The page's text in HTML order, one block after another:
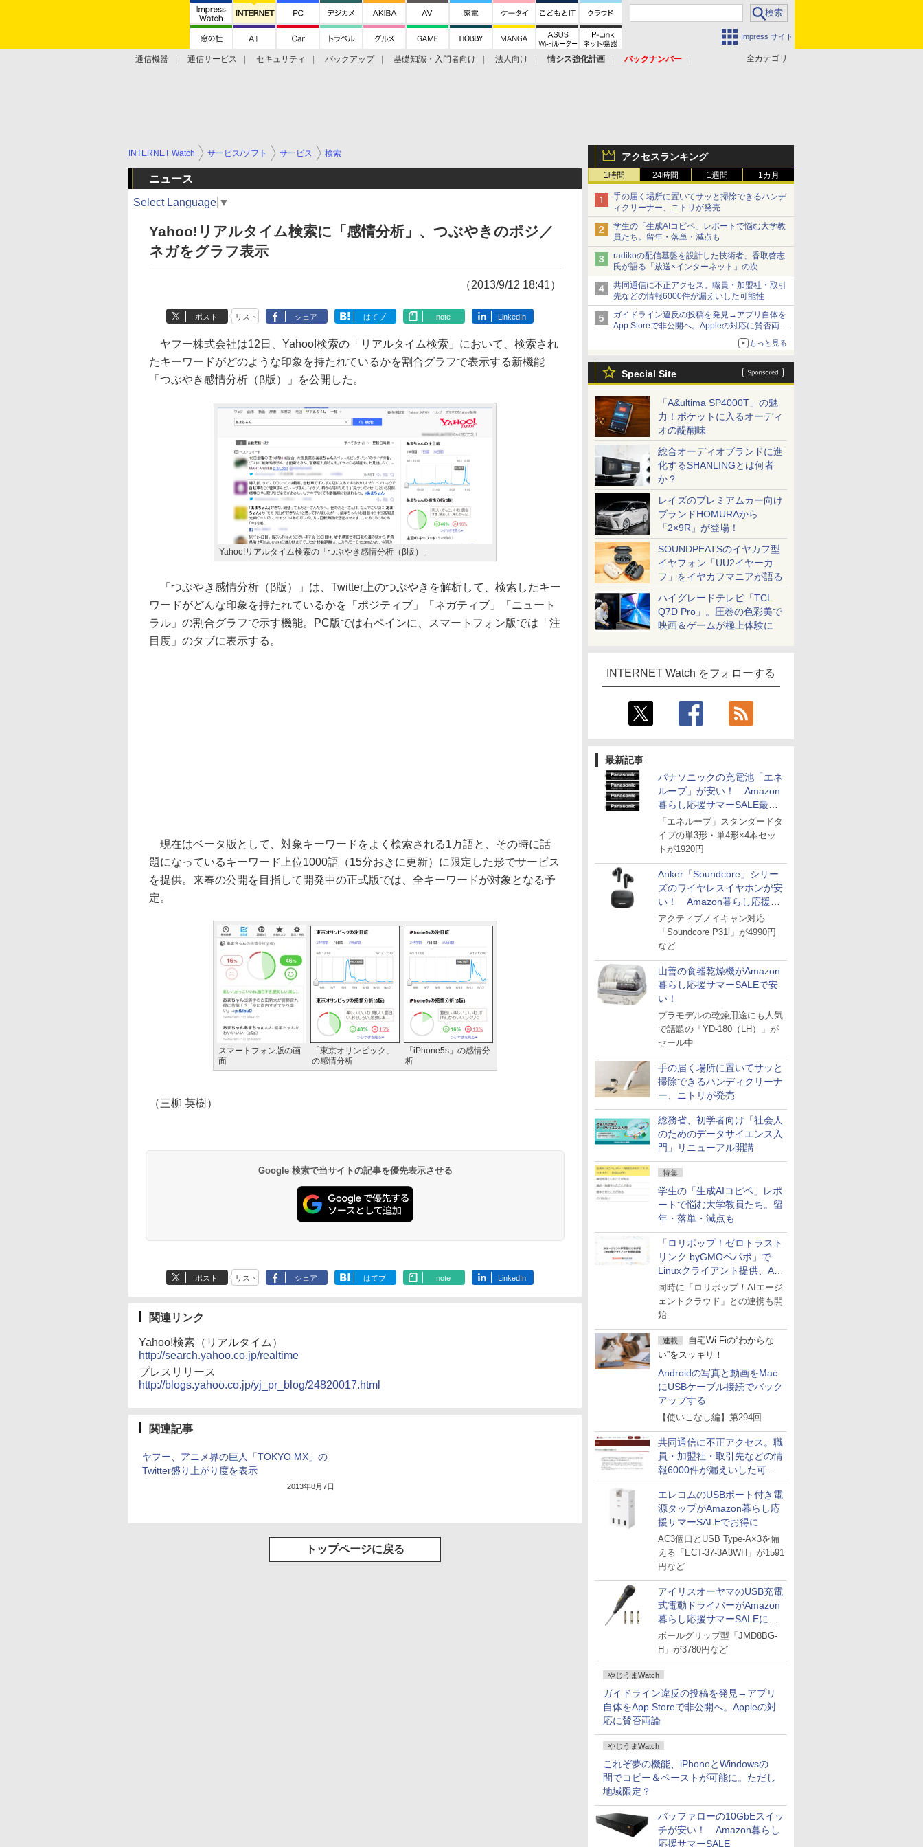
Impress サイト
全カテゴリ
通信機器 通信サービス セキュリティ バックアップ 基礎知識・入門者向け 法人向け 情シス強化計画
バックナンバー
アクセスランキング
1時間 24時間 1週間 1カ月
手の届く場所に置いてサッと掃除できるハンデ
ィクリーナー、ニトリが発売
学生の「生成AIコピペ」レポートで悩む大学教
員たち。留年・落単・減点も
radikoの配信基盤を設計した技術者、香取啓志
氏が語る「放送×インターネット」の次
共同通信に不正アクセス。職員・加盟社・取引
先などの情報6000件が漏えいした可能性
ガイドライン違反の投稿を発見→アプリ自体を
App Storeで非公開へ。Appleの対応に賛否両論
もっと見る
Special Site
「A&ultima SP4000T」の魅
力！ポケットに入るオーディ
オの醍醐味
総合オーディオブランドに進
化するSHANLINGとは何者
か？
レイズのプレミアムカー向け
ブランドHOMURAから
「2×9R」が登場！
SOUNDPEATSのイヤカフ型
イヤフォン「UU2イヤーカ
フ」をイヤカフマニアが語る
ハイグレードテレビ「TCL
Q7D Pro」。圧巻の色彩美で
映画＆ゲームが極上体験に
INTERNET Watch をフォローする
最新記事
パナソニックの充電池「エネ
ループ」が安い！ Amazon
暮らし応援サマーSALE最終
日
「エネループ」スタンダードタ
イプの単3形・単4形×4本セッ
トが1920円
Anker「Soundcore」シリー
ズのワイヤレスイヤホンが安
い！ Amazon暮らし応援サ
マーSALE
アクティブノイキャン対応
「Soundcore P31i」が4990円
など
山善の食器乾燥機がAmazon
暮らし応援サマーSALEで安
い！
プラモデルの乾燥用途にも人気
で話題の「YD-180（LH）」が
セール中
手の届く場所に置いてサッと
掃除できるハンディクリーナ
ー、ニトリが発売
総務省、初学者向け「社会人
のためのデータサイエンス入
門」リニューアル開講
特集
学生の「生成AIコピペ」レポ
ートで悩む大学教員たち。留
年・落単・減点も
「ロリポップ！ゼロトラスト
リンク byGMOペパボ」で
Linuxクライアント提供、AI
エージェントの接続が容易に
同時に「ロリポップ！AIエージ
ェントクラウド」との連携も開
始
連載
自宅Wi-Fiの“わからな
い”をスッキリ！
Androidの写真と動画をMac
にUSBケーブル接続でバック
アップする
【使いこなし編】第294回
共同通信に不正アクセス。職
員・加盟社・取引先などの情
報6000件が漏えいした可能
性
エレコムのUSBポート付き電
源タップがAmazon暮らし応
援サマーSALEでお得に
AC3個口とUSB Type-A×3を備
える「ECT-37-3A3WH」が1591
円など
アイリスオーヤマのUSB充電
式電動ドライバーがAmazon
暮らし応援サマーSALEに登
場
ボールグリップ型「JMD8BG-
H」が3780円など
やじうまWatch
ガイドライン違反の投稿を発見→アプリ
自体をApp Storeで非公開へ。Appleの対
応に賛否両論
やじうまWatch
これぞ夢の機能、iPhoneとWindowsの
間でコピー＆ペーストが可能に。ただし
地域限定？
バッファローの10GbEスイッ
チが安い！ Amazon暮らし
応援サマーSALE
INTERNET Watch サービス/ソフト サービス 検索
ニュース
Select Language ▼
Yahoo!リアルタイム検索に「感情分析」、つぶやきのポジ／
ネガをグラフ表示
（2013/9/12 18:41）
ポスト リスト シェア はてブ note LinkedIn
ヤフー株式会社は12日、Yahoo!検索の「リアルタイム検索」において、検索され
たキーワードがどのような印象を持たれているかを割合グラフで表示する新機能
「つぶやき感情分析（β版）」を公開した。
Yahoo!リアルタイム検索の「つぶやき感情分析（β版）」
「つぶやき感情分析（β版）」は、Twitter上のつぶやきを解析して、検索したキー
ワードがどんな印象を持たれているかを「ポジティブ」「ネガティブ」「ニュート
ラル」の割合グラフで示す機能。PC版では右ペインに、スマートフォン版では「注
目度」のタブに表示する。
現在はベータ版として、対象キーワードをよく検索される1万語と、その時に話
題になっているキーワード上位1000語（15分おきに更新）に限定した形でサービス
を提供。来春の公開を目指して開発中の正式版では、全キーワードが対象となる予
定。
スマートフォン版の画
面
「東京オリンピック」
の感情分析
「iPhone5s」の感情分
析
（三柳 英樹）
Google 検索で当サイトの記事を優先表示させる
ポスト リスト シェア はてブ note LinkedIn
関連リンク
Yahoo!検索（リアルタイム）
http://search.yahoo.co.jp/realtime
プレスリリース
http://blogs.yahoo.co.jp/yj_pr_blog/24820017.html
関連記事
ヤフー、アニメ界の巨人「TOKYO MX」の
Twitter盛り上がり度を表示
2013年8月7日
トップページに戻る